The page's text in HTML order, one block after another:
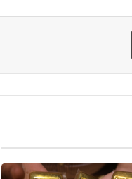
طباعة